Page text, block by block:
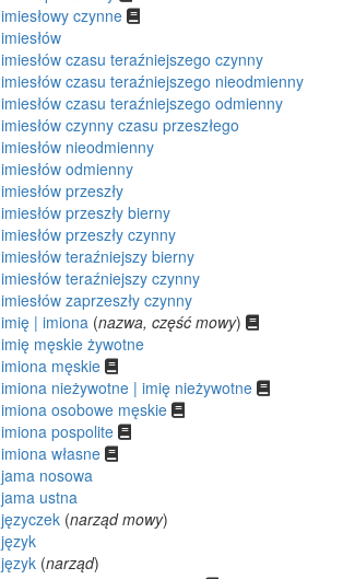
imiesłowy czynne
imiesłów
imiesłów czasu teraźniejszego czynny
imiesłów czasu teraźniejszego nieodmienny
imiesłów czasu teraźniejszego odmienny
imiesłów czynny czasu przeszłego
imiesłów nieodmienny
imiesłów odmienny
imiesłów przeszły
imiesłów przeszły bierny
imiesłów przeszły czynny
imiesłów teraźniejszy bierny
imiesłów teraźniejszy czynny
imiesłów zaprzeszły czynny
imię | imiona (nazwa, część mowy)
imię męskie żywotne
imiona męskie
imiona nieżywotne | imię nieżywotne
imiona osobowe męskie
imiona pospolite
imiona własne
jama nosowa
jama ustna
języczek (narząd mowy)
język
język (narząd)